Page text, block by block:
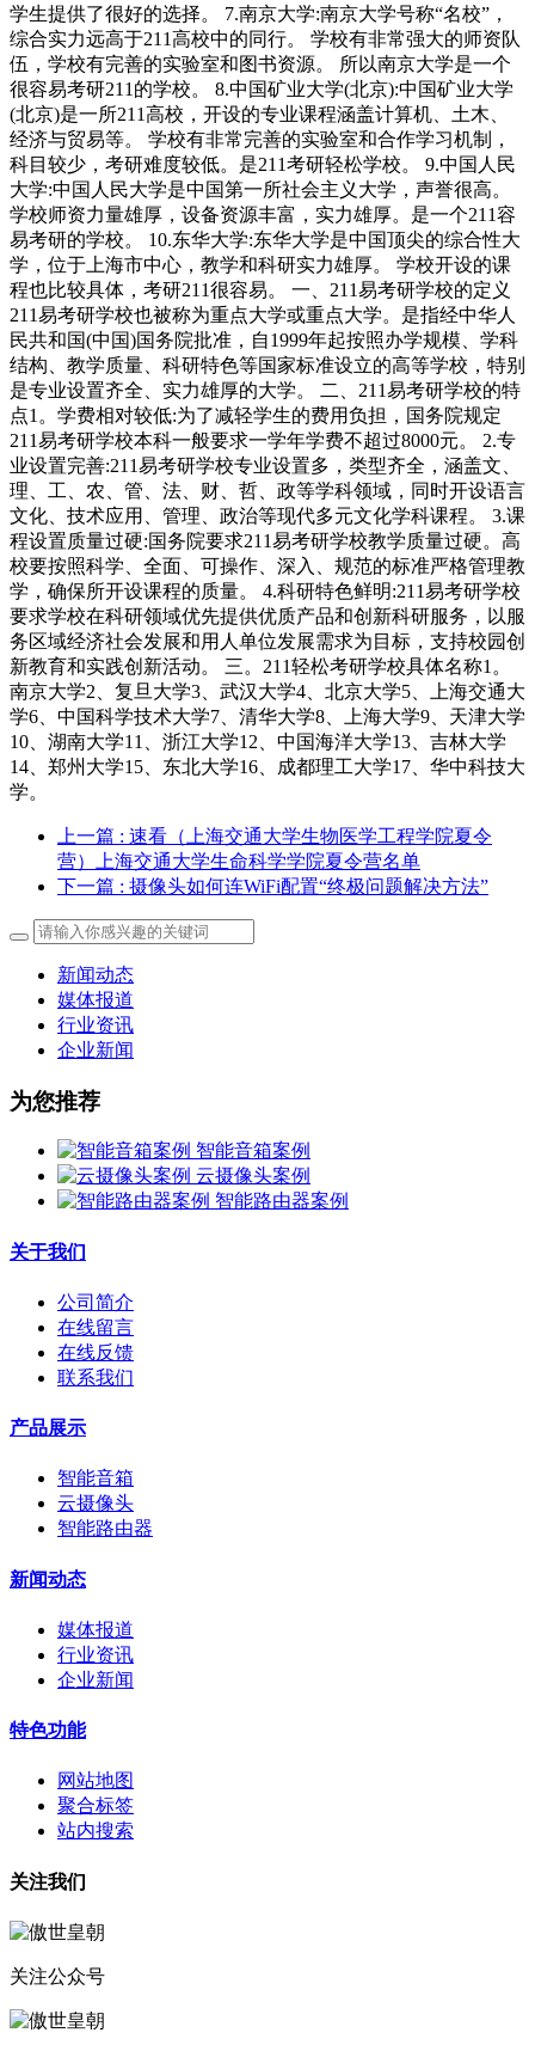
学生提供了很好的选择。 7.南京大学:南京大学号称“名校”，
综合实力远高于211高校中的同行。 学校有非常强大的师资队
伍，学校有完善的实验室和图书资源。 所以南京大学是一个
很容易考研211的学校。 8.中国矿业大学(北京):中国矿业大学
(北京)是一所211高校，开设的专业课程涵盖计算机、土木、
经济与贸易等。 学校有非常完善的实验室和合作学习机制，
科目较少，考研难度较低。是211考研轻松学校。 9.中国人民
大学:中国人民大学是中国第一所社会主义大学，声誉很高。
学校师资力量雄厚，设备资源丰富，实力雄厚。是一个211容
易考研的学校。 10.东华大学:东华大学是中国顶尖的综合性大
学，位于上海市中心，教学和科研实力雄厚。 学校开设的课
程也比较具体，考研211很容易。 一、211易考研学校的定义
211易考研学校也被称为重点大学或重点大学。是指经中华人
民共和国(中国)国务院批准，自1999年起按照办学规模、学科
结构、教学质量、科研特色等国家标准设立的高等学校，特别
是专业设置齐全、实力雄厚的大学。 二、211易考研学校的特
点1。学费相对较低:为了减轻学生的费用负担，国务院规定
211易考研学校本科一般要求一学年学费不超过8000元。 2.专
业设置完善:211易考研学校专业设置多，类型齐全，涵盖文、
理、工、农、管、法、财、哲、政等学科领域，同时开设语言
文化、技术应用、管理、政治等现代多元文化学科课程。 3.课
程设置质量过硬:国务院要求211易考研学校教学质量过硬。高
校要按照科学、全面、可操作、深入、规范的标准严格管理教
学，确保所开设课程的质量。 4.科研特色鲜明:211易考研学校
要求学校在科研领域优先提供优质产品和创新科研服务，以服
务区域经济社会发展和用人单位发展需求为目标，支持校园创
新教育和实践创新活动。 三。211轻松考研学校具体名称1。
南京大学2、复旦大学3、武汉大学4、北京大学5、上海交通大
学6、中国科学技术大学7、清华大学8、上海大学9、天津大学
10、湖南大学11、浙江大学12、中国海洋大学13、吉林大学
14、郑州大学15、东北大学16、成都理工大学17、华中科技大
学。
上一篇 : 速看（上海交通大学生物医学工程学院夏令
营）上海交通大学生命科学学院夏令营名单
下一篇 : 摄像头如何连WiFi配置“终极问题解决方法”
新闻动态
媒体报道
行业资讯
企业新闻
为您推荐
智能音箱案例
云摄像头案例
智能路由器案例
关于我们
公司简介
在线留言
在线反馈
联系我们
产品展示
智能音箱
云摄像头
智能路由器
新闻动态
媒体报道
行业资讯
企业新闻
特色功能
网站地图
聚合标签
站内搜索
关注我们
关注公众号